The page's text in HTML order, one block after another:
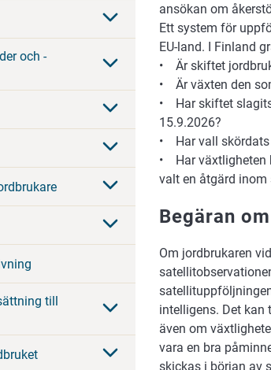
och -
till
ansökan om
Ett system för
EU-land. I Finland
• Är skiftet
• Är växten den
• Har skiftet
15.9.2026?
• Har vall skördats
• Har växtligheten
valt en åtgärd
Begäran
Om jordbrukaren
intelligens. Det
även om
vara en bra
skickas i början av